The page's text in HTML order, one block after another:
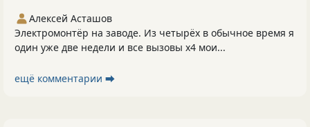
Алексей Асташов
Электромонтёр на заводе. Из четырёх в обычное время я
один уже две недели и все вызовы х4 мои...
ещё комментарии ⮕